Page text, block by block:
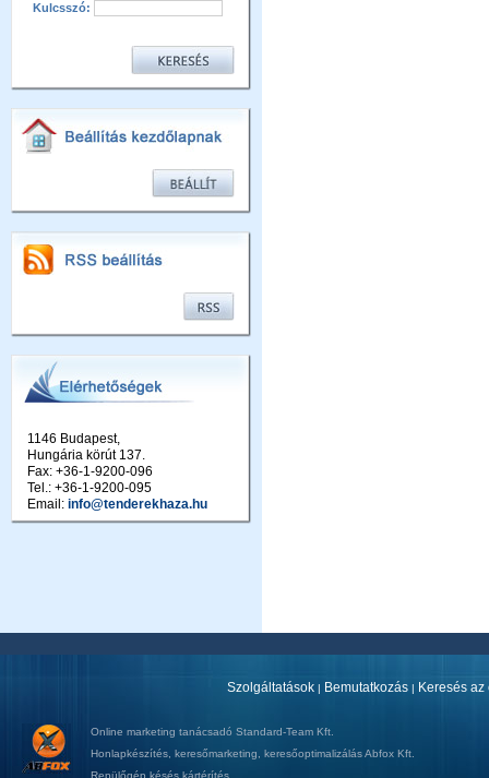
Kulcsszó:
1146 Budapest,
Hungária körút 137.
Fax: +36-1-9200-096
Tel.: +36-1-9200-095
Email: info@tenderekhaza.hu
Szolgáltatások | Bemutatkozás | Keresés
Online marketing tanácsadó Standard-Team Kft.
Honlapkészítés keresőmarketing keresőoptimalizálásAbfox Kft.
Repülőgép késés kártérítés